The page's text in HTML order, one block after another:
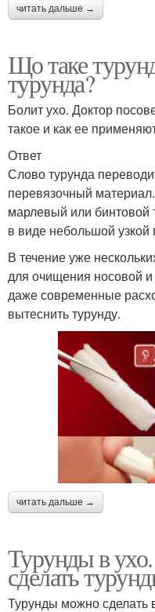
читать дальше →
Що таке
турунда?
Болит ухо. Доктор
такое и как ее
Ответ
Слово турунда
перевязочный
марлевый или бинтовой
в виде небольшой узкой
В течение уже
для очищения носовой
даже современные
вытеснить турунду.
читать дальше →
Турунды в
сделать
Турунды можно сделать